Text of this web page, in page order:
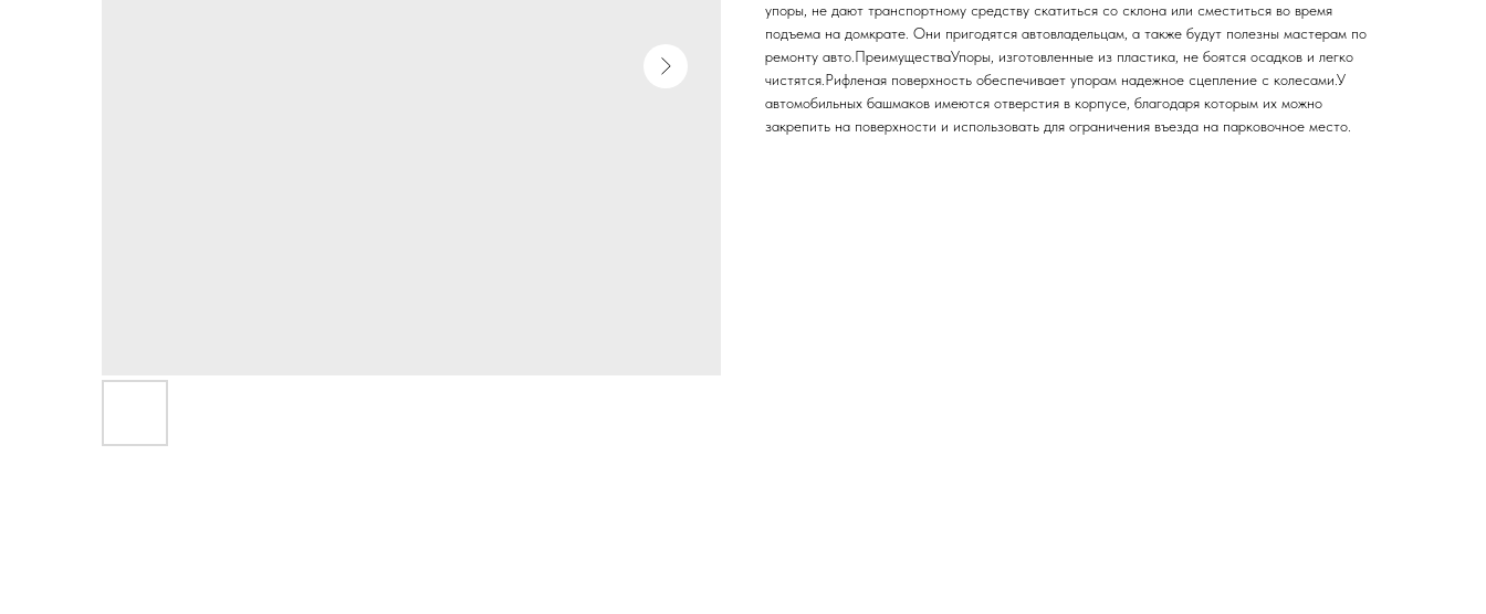
упоры, не дают транспортному средству скатиться со склона или сместиться во время
подъема на домкрате. Они пригодятся автовладельцам, а также будут полезны мастерам по
ремонту авто.ПреимуществаУпоры, изготовленные из пластика, не боятся осадков и легко
чистятся.Рифленая поверхность обеспечивает упорам надежное сцепление с колесами.У
автомобильных башмаков имеются отверстия в корпусе, благодаря которым их можно
закрепить на поверхности и использовать для ограничения въезда на парковочное место.